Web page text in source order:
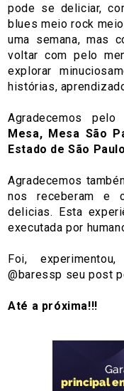
pode se deliciar,
blues meio rock
uma semana, mas
voltar com pelo
explorar
histórias,
Agradecemos pelo
Mesa, Mesa São
Estado de São
Agradecemos
nos receberam e
delicias. Esta
executada por
Foi,
@baressp seu post
Até a próxima!!!